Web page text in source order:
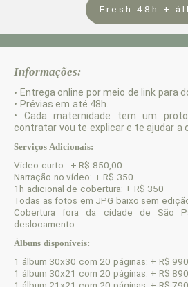
Fresh 48h +
Informações:
• Entrega online por meio de link para
• Prévias em até 48h.
• Cada maternidade tem um
contratar vou te explicar e te ajudar a
Serviços Adicionais:
Vídeo curto : + R$ 850,00
Narração no vídeo: + R$ 350
1h adicional de cobertura: + R$ 350
Todas as fotos em JPG baixo sem
Cobertura fora da cidade de São
deslocamento.
Álbuns disponíveis:
1 álbum 30x30 com 20 páginas: + R$ 990
1 álbum 30x21 com 20 páginas: + R$ 890